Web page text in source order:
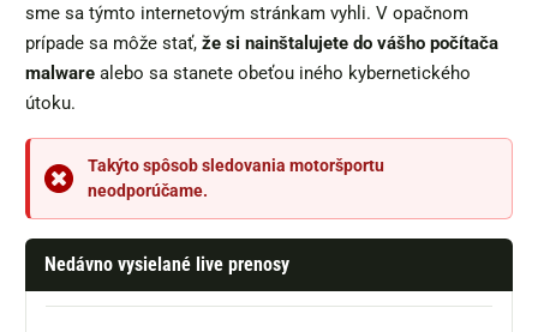
sme sa týmto internetovým stránkam vyhli. V opačnom
prípade sa môže stať, že si nainštalujete do vášho počítača
malware alebo sa stanete obeťou iného kybernetického
útoku.
Takýto spôsob sledovania motoršportu
neodporúčame.
Nedávno vysielané live prenosy